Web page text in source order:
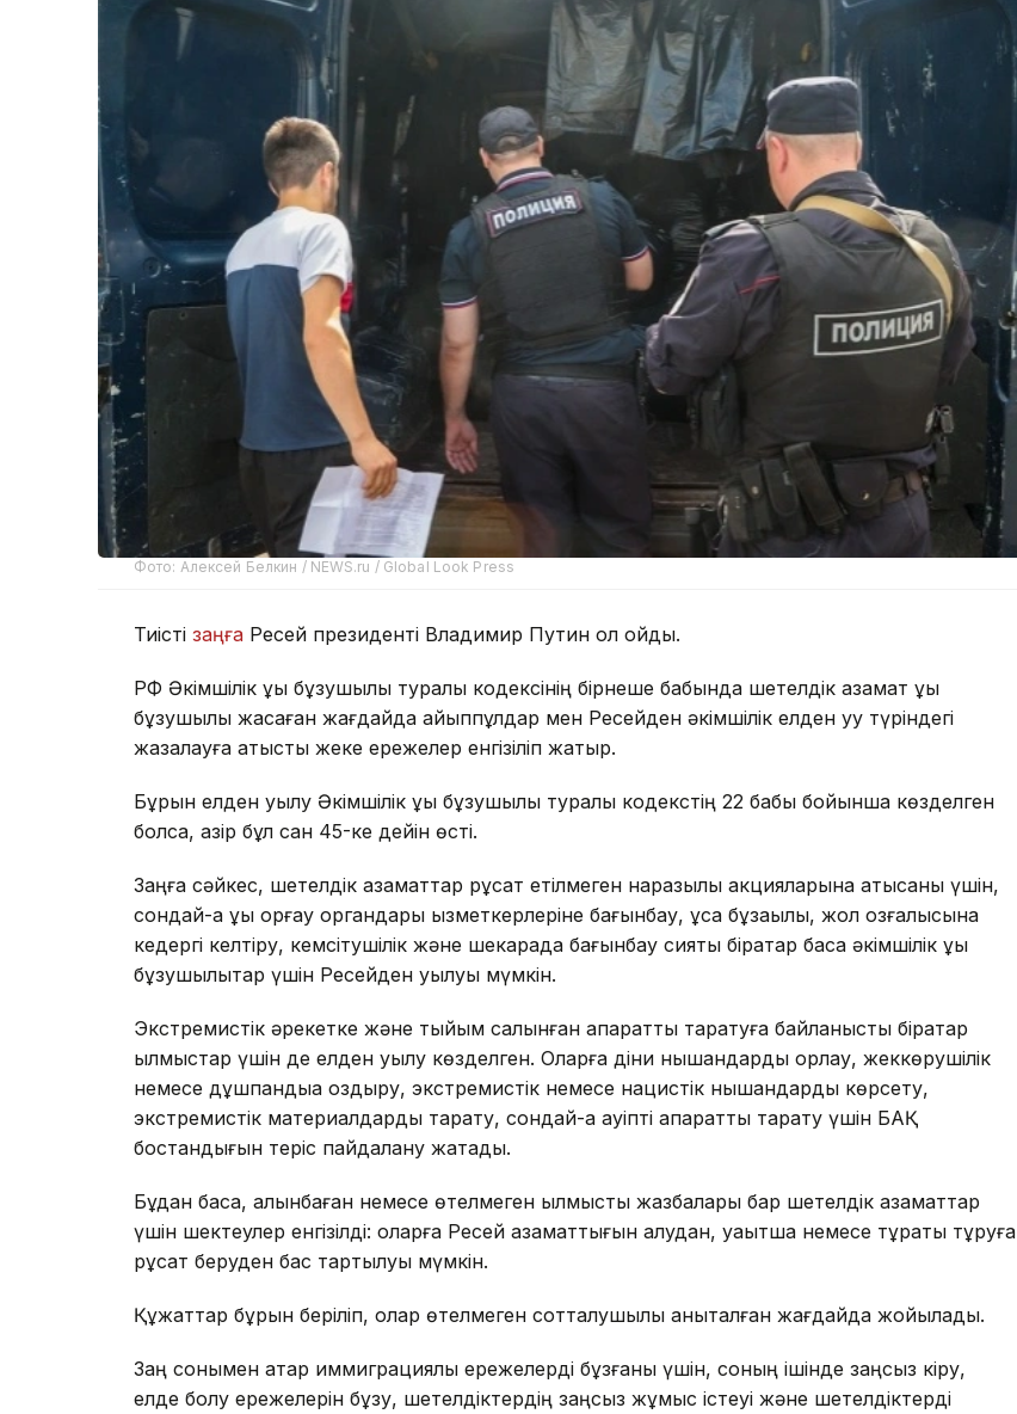
Фото: Алексей Белкин / NEWS.ru / Global Look Press
Тиісті заңға Ресей президенті Владимир Путин қол қойды.
РФ Әкімшілік құқық бұзушылық туралы кодексінің бірнеше бабында шетелдік азамат құқық
бұзушылық жасаған жағдайда айыппұлдар мен Ресейден әкімшілік елден қуу түріндегі
жазалауға қатысты жеке ережелер енгізіліп жатыр.
Бұрын елден қуылу Әкімшілік құқық бұзушылық туралы кодекстің 22 бабы бойынша көзделген
болса, қазір бұл сан 45-ке дейін өсті.
Заңға сәйкес, шетелдік азаматтар рұқсат етілмеген наразылық акцияларына қатысқаны үшін,
сондай-ақ құқық қорғау органдары қызметкерлеріне бағынбау, ұсақ бұзақылық, жол қозғалысына
кедергі келтіру, кемсітушілік және шекарада бағынбау сияқты бірқатар басқа әкімшілік құқық
бұзушылықтар үшін Ресейден қуылуы мүмкін.
Экстремистік әрекетке және тыйым салынған ақпаратты таратуға байланысты бірқатар
қылмыстар үшін де елден қуылу көзделген. Оларға діни нышандарды қорлау, жеккөрушілік
немесе дұшпандыққа қоздыру, экстремистік немесе нацистік нышандарды көрсету,
экстремистік материалдарды тарату, сондай-ақ қауіпті ақпаратты тарату үшін БАҚ
бостандығын теріс пайдалану жатады.
Бұдан басқа, алынбаған немесе өтелмеген қылмыстық жазбалары бар шетелдік азаматтар
үшін шектеулер енгізілді: оларға Ресей азаматтығын алудан, уақытша немесе тұрақты тұруға
рұқсат беруден бас тартылуы мүмкін.
Құжаттар бұрын беріліп, олар өтелмеген сотталушылық анықталған жағдайда жойылады.
Заң сонымен қатар иммиграциялық ережелерді бұзғаны үшін, соның ішінде заңсыз кіру,
елде болу ережелерін бұзу, шетелдіктердің заңсыз жұмыс істеуі және шетелдіктерді